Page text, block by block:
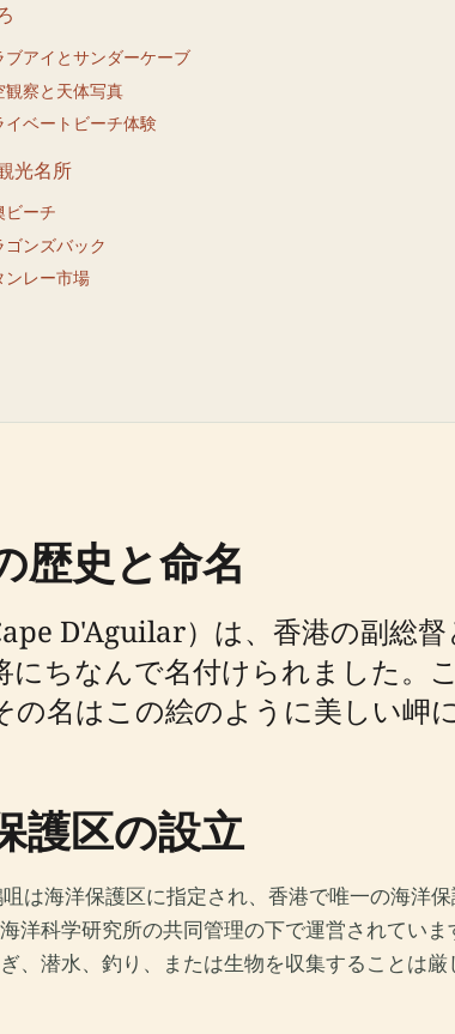
ブアイとサンダーケーブ
観察と天体写真
イベートビーチ体験
光名所
ビーチ
ゴンズバック
ンレー市場
歴史と命名
D'Aguilar）は、香港の副総
にちなんで名付けられました。
の名はこの絵のように美しい岬
護区の設立
は海洋保護区に指定され、香港で唯一の海洋
洋科学研究所の共同管理の下で運営されてい
、潜水、釣り、または生物を収集することは